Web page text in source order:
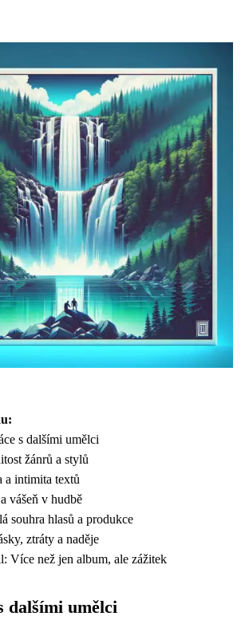
s dalšími umělci
žánrů a stylů
a intimita textů
vášeň v hudbě
souhra hlasů a produkce
ztráty a naděje
Více než jen album, ale zážitek
dalšími umělci